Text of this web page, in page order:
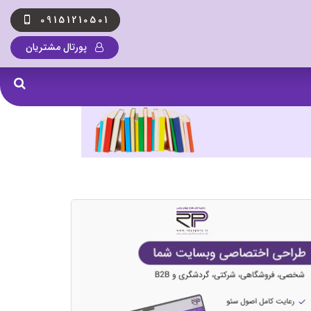
09151210501
پورتال مشتریان